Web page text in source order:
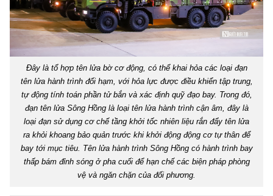
Đây là tổ hợp tên lửa bờ cơ động, có thể khai hỏa các loại đạn
tên lửa hành trình đối hạm, với hỏa lực được điều khiển tập trung,
tự động tính toán phần tử bắn và xác định quỹ đạo bay. Trong đó,
đạn tên lửa Sông Hồng là loại tên lửa hành trình cận âm, đây là
loại đạn sử dụng cơ chế tầng khởi tốc nhiên liệu rắn đẩy tên lửa
ra khỏi khoang bảo quản trước khi khởi động động cơ tự thân để
bay tới mục tiêu. Tên lửa hành trình Sông Hồng có hành trình bay
thấp bám đỉnh sóng ở pha cuối để hạn chế các biện pháp phòng
vệ và ngăn chặn của đối phương.